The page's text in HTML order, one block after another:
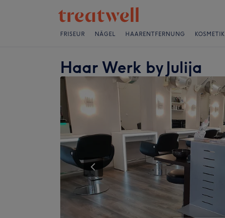
FRISEUR NÄGEL HAARENTFERNUNG KOSMETIK
Haar Werk by Julija